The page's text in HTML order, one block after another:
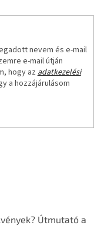
nevem és e-mail
e-mail útján
hogy az adatkezelési
a hozzájárulásom
Útmutató a